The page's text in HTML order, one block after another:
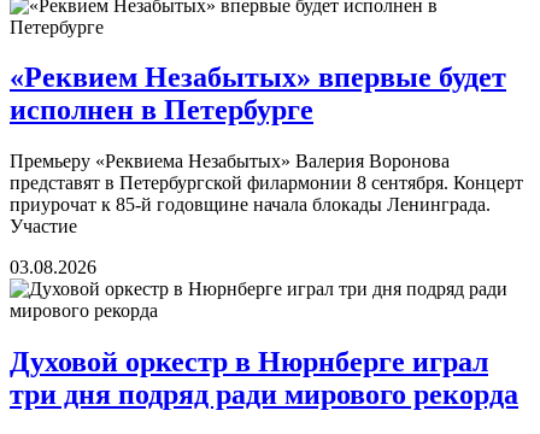
«Реквием Незабытых» впервые будет
исполнен в Петербурге
Премьеру «Реквиема Незабытых» Валерия Воронова
представят в Петербургской филармонии 8 сентября. Концерт
приурочат к 85-й годовщине начала блокады Ленинграда.
Участие
03.08.2026
Духовой оркестр в Нюрнберге играл
три дня подряд ради мирового рекорда